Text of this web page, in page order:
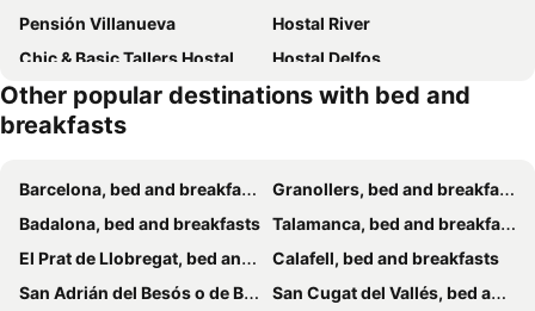
Pensión Villanueva
Hostal River
Chic & Basic Tallers Hostal
Hostal Delfos
Pensión Peiró
Hostal Portugal
Mihlton Barcelona Boutique B&B
Blanc Guesthouse
Amfores Boutique Guest House
Enzo Fira Guest House
Hostal Barcelona
Hostal Apolo
Hostal Balmes Centro
Rooms Flor
Amistat City Hostel Barcelona
Other popular destinations with bed and
breakfasts
Barcelona, bed and breakfasts
Granollers, bed and breakfasts
Badalona, bed and breakfasts Talamanca, bed and breakfasts
El Prat de Llobregat, bed and breakfasts
Calafell, bed and breakfasts
San Adrián del Besós o de Besós, bed and breakfasts
San Cugat del Vallés, bed and breakfasts